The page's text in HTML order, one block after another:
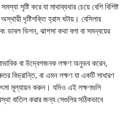
সৃষ্টি করে যা মাথাব্যথার চেয়ে বেশি বিশিষ্ট
দৃষ্টিশক্তি হ্রাস ঘটায়। বেসিলার
ডাবল ভিশন, ঝাপসা কথা বলা বা সমন্বয়ের
বা উদ্বেগজনক লক্ষণ অনুভব করেন,
বিভ্রান্তি, বা এমন লক্ষণ যা একটি সাধারণ
মূল্যায়ন করুন। যদিও এই লক্ষণগুলি
বাতিল করার জন্য সেগুলির সঠিকভাবে